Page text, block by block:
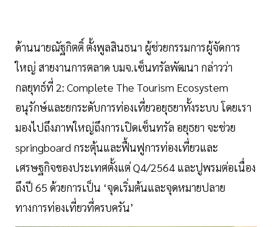
ด้านนายณัฐกิตติ์ ตั้งพูลสินธนา ผู้ช่วยกรรมการผู้จัดการ
ใหญ่ สายงานการตลาด บมจ.เซ็นทรัลพัฒนา กล่าวว่า
กลยุทธ์ที่ 2: Complete The Tourism Ecosystem
อนุรักษ์และยกระดับการท่องเที่ยวอยุธยาทั้งระบบ โดยเรา
มองไปถึงภาพใหญ่ถึงการเปิดเซ็นทรัล อยุธยา จะช่วย
springboard กระตุ้นและฟื้นฟูการท่องเที่ยวและ
เศรษฐกิจของประเทศตั้งแต่ Q4/2564 และปูพรมต่อเนื่อง
ถึงปี 65 ด้วยการเป็น ‘จุดเริ่มต้นและจุดหมายปลาย
ทางการท่องเที่ยวที่ครบครัน’